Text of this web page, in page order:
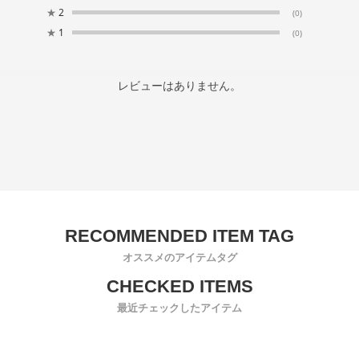
★ 2 (0)
★ 1 (0)
レビューはありません。
オススメのアイテムタグ
最近チェックしたアイテム